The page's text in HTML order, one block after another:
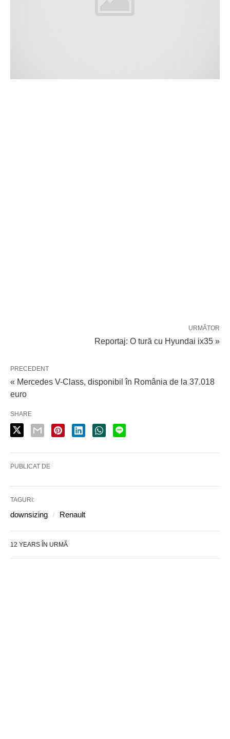
URMĂTOR
Reportaj: O tură cu Hyundai ix35 »
PRECEDENT
« Mercedes V-Class, disponibil în România de la 37.018
euro
SHARE
PUBLICAT DE
TAGURI:
downsizing Renault
12 YEARS ÎN URMĂ